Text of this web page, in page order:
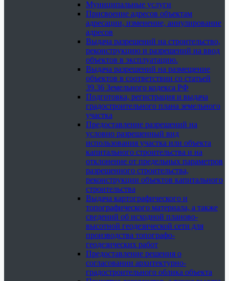
Муниципальные услуги
Присвоение адресов объектам
адресации, изменение, аннулирование
адресов
Выдача разрешений на строительство,
реконструкцию и разрешений на ввод
объектов в эксплуатацию.
Выдача разрешений на размещение
объектов в соответствии со статьей
39.36 Земельного кодекса РФ
Подготовка, регистрация и выдача
градостроительного плана земельного
участка
Предоставление разрешений на
условно разрешенный вид
использования участка или объекта
капитального строительства и на
отклонение от предельных параметров
разрешенного строительства,
реконструкции объектов капитального
строительства
Выдача картографического и
топографического материала, а также
сведений об исходной планово-
высотной геодезической сети для
производства топографо-
геодезических работ
Предоставление решения о
согласовании архитектурно-
градостроительного облика объекта